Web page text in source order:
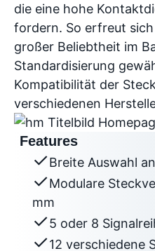
die eine hohe
fordern. So erfreut
großer Beliebtheit im
Standardisierung
Kompatibilität der
verschiedenen
Features
Breite Auswahl
Modulare
mm
5 oder 8
12 verschiedene